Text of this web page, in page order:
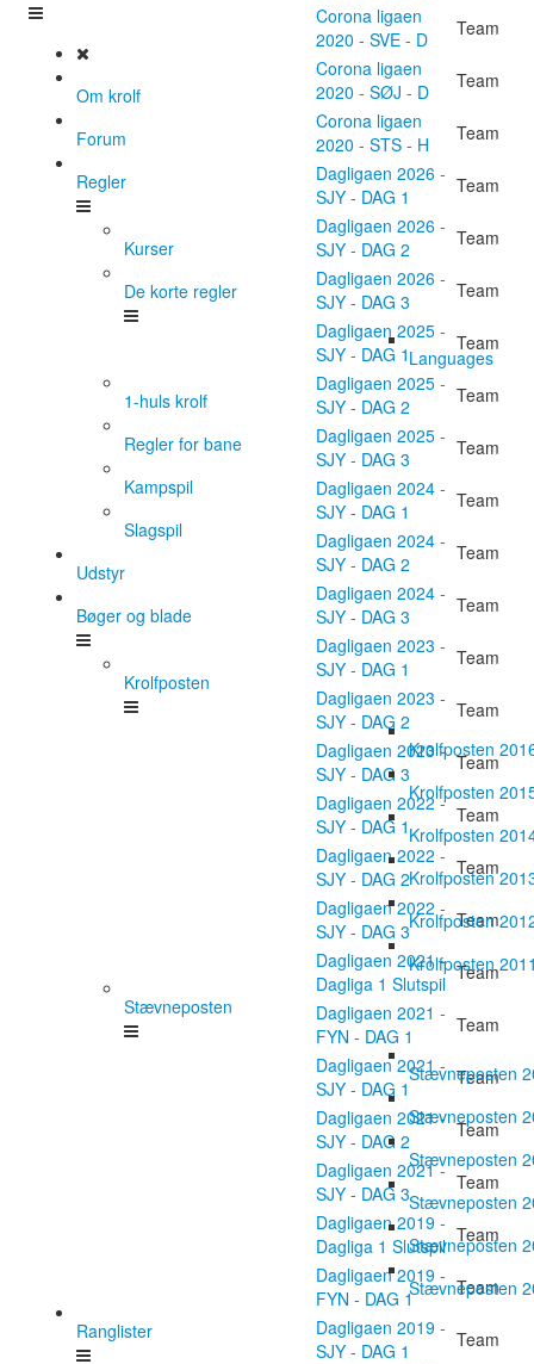
Corona ligaen
2020 - SVE - D
Team
Corona ligaen
2020 - SØJ - D
Team
Corona ligaen
2020 - STS - H
Team
Dagligaen 2026 -
SJY - DAG 1
Team
Dagligaen 2026 -
SJY - DAG 2
Team
Dagligaen 2026 -
SJY - DAG 3
Team
Dagligaen 2025 -
SJY - DAG 1
Team
Dagligaen 2025 -
SJY - DAG 2
Team
Dagligaen 2025 -
SJY - DAG 3
Team
Dagligaen 2024 -
SJY - DAG 1
Team
Dagligaen 2024 -
SJY - DAG 2
Team
Dagligaen 2024 -
SJY - DAG 3
Team
Dagligaen 2023 -
SJY - DAG 1
Team
Dagligaen 2023 -
SJY - DAG 2
Team
Dagligaen 2023 -
SJY - DAG 3
Team
Dagligaen 2022 -
SJY - DAG 1
Team
Dagligaen 2022 -
SJY - DAG 2
Team
Dagligaen 2022 -
SJY - DAG 3
Team
Dagligaen 2021 -
Dagliga 1 Slutspil Team
Dagligaen 2021 -
FYN - DAG 1
Team
Dagligaen 2021 -
SJY - DAG 1
Team
Dagligaen 2021 -
SJY - DAG 2
Team
Dagligaen 2021 -
SJY - DAG 3
Team
Dagligaen 2019 -
Dagliga 1 Slutspil Team
Dagligaen 2019 -
FYN - DAG 1
Team
Dagligaen 2019 -
SJY - DAG 1
Team
Om krolf
Forum
Regler
Kurser
De korte regler
Languages
1-huls krolf
Regler for bane
Kampspil
Slagspil
Udstyr
Bøger og blade
Krolfposten
Krolfposten
Krolfposten
Krolfposten
Krolfposten
Krolfposten
Krolfposten
Stævneposten
Stævneposten
Stævneposten
Stævneposten
Stævneposten
Stævneposten
Stævneposten
Ranglister